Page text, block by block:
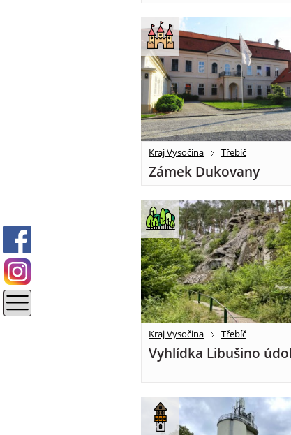
Kraj Vysočina Třebíč
Zámek Dukovany
Kraj Vysočina Třebíč
Vyhlídka Libušino